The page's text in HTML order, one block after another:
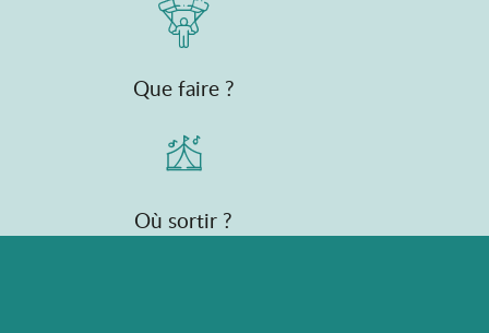
Que faire ?
Où sortir ?